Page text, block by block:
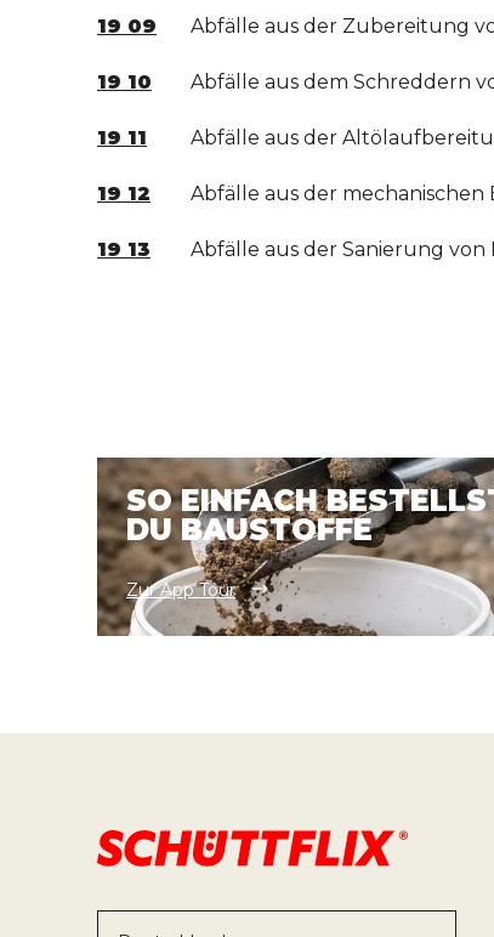
19 09 Abfälle aus der Zubereitung
19 10 Abfälle aus dem Schreddern
19 11 Abfälle aus der
19 12 Abfälle aus der
19 13 Abfälle aus der Sanierung
SO EINFACH
DU BAUSTOFFE
Zur App Tour